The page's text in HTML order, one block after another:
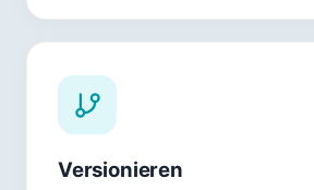
Versionieren